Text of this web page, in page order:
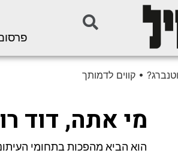
• קווים לדמותך
מי אתה, דוד
הוא הביא מהפכות בתחומי